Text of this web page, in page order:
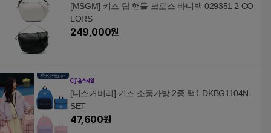
[MSGM] 키즈 탑 핸들 크로스 바디백 029351 2 CO
LORS
249,000원
[디스커버리] 키즈 소풍가방 2종 택1 DKBG1104N-
SET
47,600원